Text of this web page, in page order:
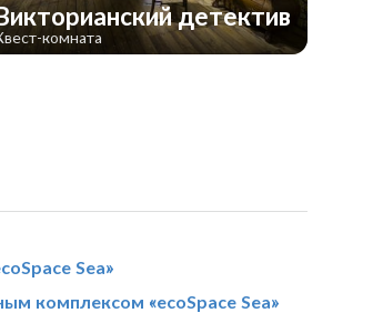
детектив
комната
Sea»
комплексом «ecoSpace Sea»